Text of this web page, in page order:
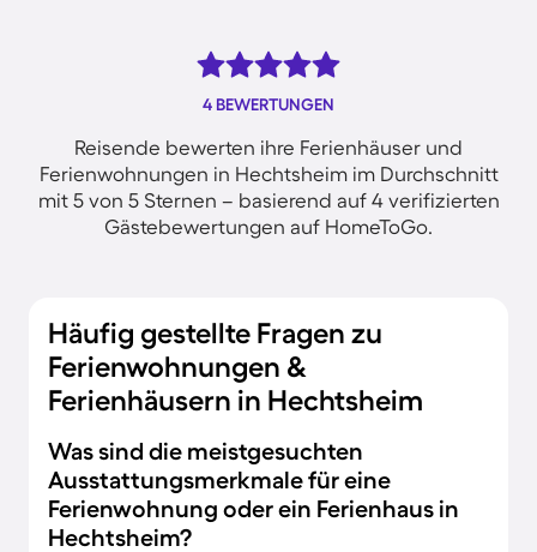
4 BEWERTUNGEN
Reisende bewerten ihre Ferienhäuser und
Ferienwohnungen in Hechtsheim im Durchschnitt
mit 5 von 5 Sternen – basierend auf 4 verifizierten
Gästebewertungen auf HomeToGo.
Häufig gestellte Fragen zu
Ferienwohnungen &
Ferienhäusern in Hechtsheim
Was sind die meistgesuchten
Ausstattungsmerkmale für eine
Ferienwohnung oder ein Ferienhaus in
Hechtsheim?